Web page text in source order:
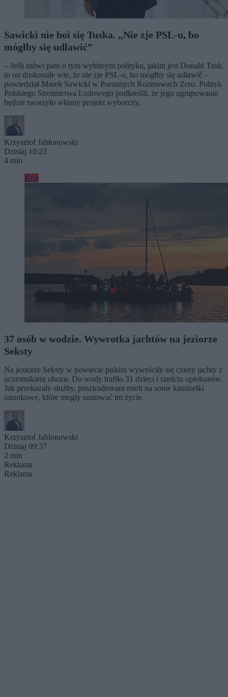
Sawicki nie boi się Tuska. „Nie zje PSL-u, bo
mógłby się udławić”
– Jeśli mówi pani o tym wybitnym polityku, jakim jest Donald Tusk,
to on doskonale wie, że nie zje PSL-u, bo mógłby się udławić –
powiedział Marek Sawicki w Porannych Rozmowach Zero. Polityk
Polskiego Stronnictwa Ludowego podkreślił, że jego ugrupowanie
będzie tworzyło własny projekt wyborczy.
Krzysztof Jabłonowski
Dzisiaj 10:23
4 min
Kraj
37 osób w wodzie. Wywrotka jachtów na jeziorze
Seksty
Na jeziorze Seksty w powiecie piskim wywróciły się cztery jachty z
uczestnikami obozu. Do wody trafiło 31 dzieci i sześciu opiekunów.
Jak przekazały służby, poszkodowani mieli na sonie kamizelki
ratunkowe, które mogły uratować im życie.
Krzysztof Jabłonowski
Dzisiaj 09:37
2 min
Reklama
Reklama